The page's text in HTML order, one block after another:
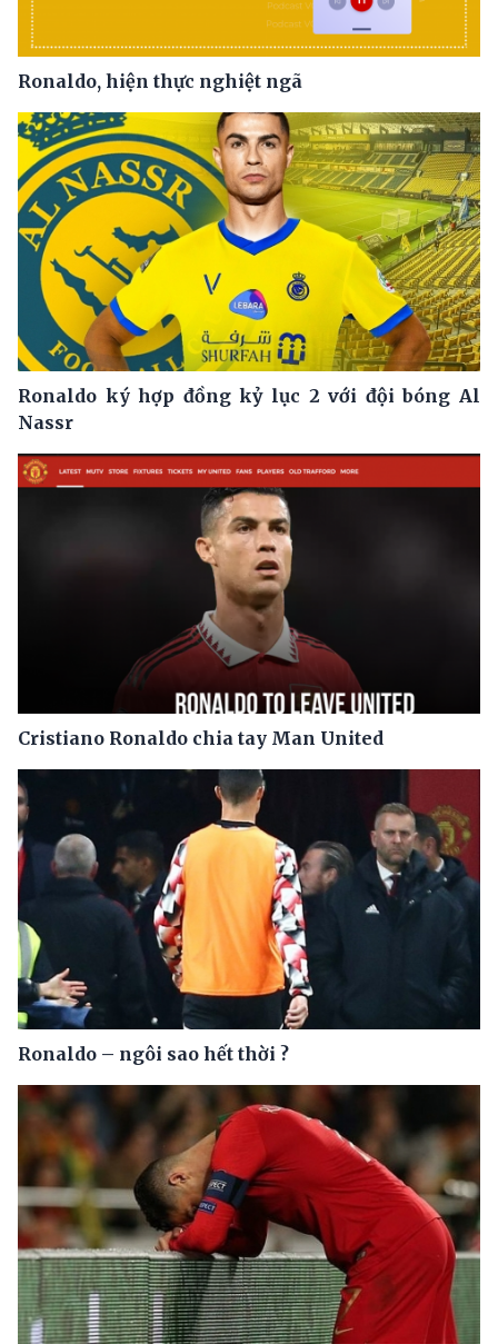
Ronaldo, hiện thực nghiệt ngã
Ronaldo ký hợp đồng kỷ lục 2 với đội bóng Al
Nassr
Cristiano Ronaldo chia tay Man United
Ronaldo – ngôi sao hết thời ?